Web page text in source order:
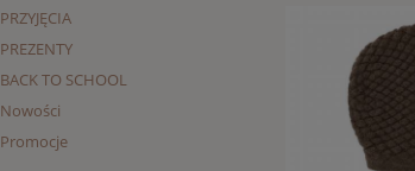
PRZYJĘCIA
PREZENTY
BACK TO SCHOOL
Nowości
Promocje